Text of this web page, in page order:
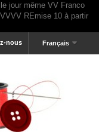
Français
nous